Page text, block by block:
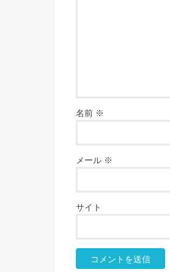
名前 ※
メール ※
サイト